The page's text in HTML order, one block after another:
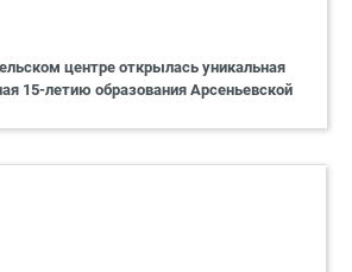
центре открылась уникальная
15-летию образования Арсеньевской